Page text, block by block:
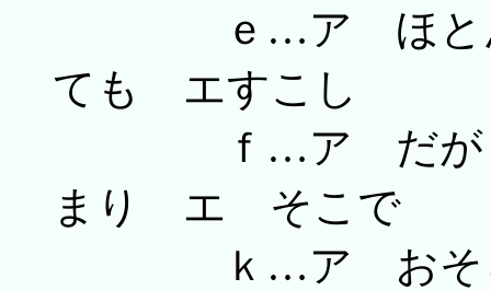
ｅ…ア ほとん
ても エすこし
ｆ…ア だが
まり エ そこで
ｋ…ア おそら